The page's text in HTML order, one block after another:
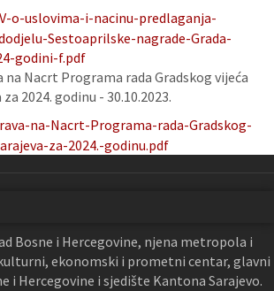
o-uslovima-i-nacinu-predlaganja-
Sestoaprilske-nagrade-Grada-
godini-f.pdf
na Nacrt Programa rada Gradskog vijeća
2024. godinu - 30.10.2023.
na-Nacrt-Programa-rada-Gradskog-
za-2024.-godinu.pdf
Bosne i Hercegovine, njena metropola i
ekonomski i prometni centar, glavni
i Hercegovine i sjedište Kantona Sarajevo.